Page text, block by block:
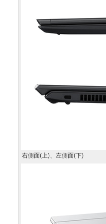
右側面(上)、左側面(下)